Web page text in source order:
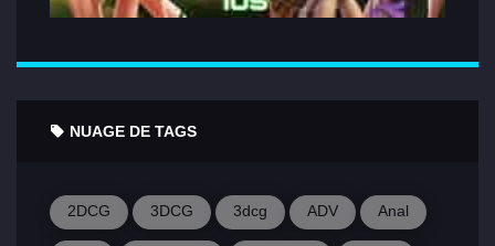
NUAGE DE TAGS
2DCG 3DCG 3dcg ADV Anal